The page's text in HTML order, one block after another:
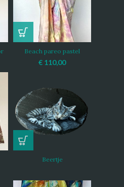
Beach pareo pastel
€ 110,00
Beertje